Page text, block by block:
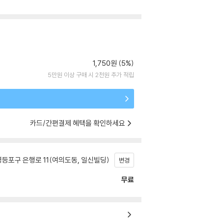
1,750원 (5%)
5만원 이상 구매 시 2천원 추가 적립
카드/간편결제 혜택을 확인하세요
포구 은행로 11(여의도동, 일신빌딩) 변경
무료